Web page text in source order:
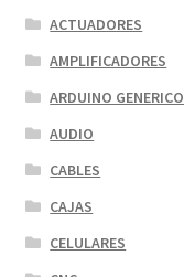
ACTUADORES
AMPLIFICADORES
ARDUINO GENERICO
AUDIO
CABLES
CAJAS
CELULARES